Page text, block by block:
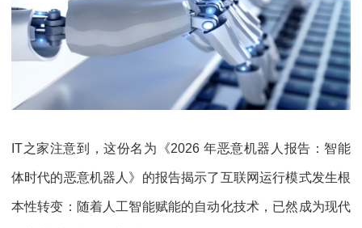
IT之家注意到，这份名为《2026 年恶意机器人报告：智能
体时代的恶意机器人》的报告揭示了互联网运行模式发生根
本性转变：随着人工智能赋能的自动化技术，已然成为现代